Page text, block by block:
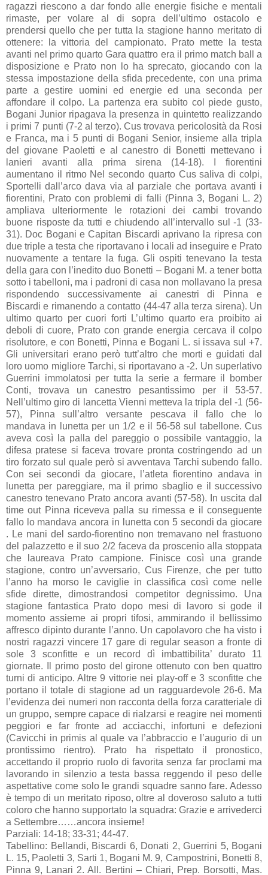
ragazzi riescono a dar fondo alle energie fisiche e mentali
rimaste, per volare al di sopra dell’ultimo ostacolo e
prendersi quello che per tutta la stagione hanno meritato di
ottenere: la vittoria del campionato. Prato mette la testa
avanti nel primo quarto Gara quattro era il primo match ball a
disposizione e Prato non lo ha sprecato, giocando con la
stessa impostazione della sfida precedente, con una prima
parte a gestire uomini ed energie ed una seconda per
affondare il colpo. La partenza era subito col piede gusto,
Bogani Junior ripagava la presenza in quintetto realizzando
i primi 7 punti (7-2 al terzo). Cus trovava pericolosità da Rosi
e Franca, ma i 5 punti di Bogani Senior, insieme alla tripla
del giovane Paoletti e al canestro di Bonetti mettevano i
lanieri avanti alla prima sirena (14-18). I fiorentini
aumentano il ritmo Nel secondo quarto Cus saliva di colpi,
Sportelli dall’arco dava via al parziale che portava avanti i
fiorentini, Prato con problemi di falli (Pinna 3, Bogani L. 2)
ampliava ulteriormente le rotazioni dei cambi trovando
buone risposte da tutti e chiudendo all’intervallo sul -1 (33-
31). Doc Bogani e Capitan Biscardi aprivano la ripresa con
due triple a testa che riportavano i locali ad inseguire e Prato
nuovamente a tentare la fuga. Gli ospiti tenevano la testa
della gara con l’inedito duo Bonetti – Bogani M. a tener botta
sotto i tabelloni, ma i padroni di casa non mollavano la presa
rispondendo successivamente ai canestri di Pinna e
Biscardi e rimanendo a contatto (44-47 alla terza sirena). Un
ultimo quarto per cuori forti L’ultimo quarto era proibito ai
deboli di cuore, Prato con grande energia cercava il colpo
risolutore, e con Bonetti, Pinna e Bogani L. si issava sul +7.
Gli universitari erano però tutt’altro che morti e guidati dal
loro uomo migliore Tarchi, si riportavano a -2. Un superlativo
Guerrini immolatosi per tutta la serie a fermare il bomber
Conti, trovava un canestro pesantissimo per il 53-57.
Nell’ultimo giro di lancetta Vienni metteva la tripla del -1 (56-
57), Pinna sull’altro versante pescava il fallo che lo
mandava in lunetta per un 1/2 e il 56-58 sul tabellone. Cus
aveva così la palla del pareggio o possibile vantaggio, la
difesa pratese si faceva trovare pronta costringendo ad un
tiro forzato sul quale però si avventava Tarchi subendo fallo.
Con sei secondi da giocare, l’atleta fiorentino andava in
lunetta per pareggiare, ma il primo sbaglio e il successivo
canestro tenevano Prato ancora avanti (57-58). In uscita dal
time out Pinna riceveva palla su rimessa e il conseguente
fallo lo mandava ancora in lunetta con 5 secondi da giocare
. Le mani del sardo-fiorentino non tremavano nel frastuono
del palazzetto e il suo 2/2 faceva da proscenio alla stoppata
che laureava Prato campione. Finisce così una grande
stagione, contro un’avversario, Cus Firenze, che per tutto
l’anno ha morso le caviglie in classifica così come nelle
sfide dirette, dimostrandosi competitor degnissimo. Una
stagione fantastica Prato dopo mesi di lavoro si gode il
momento assieme ai propri tifosi, ammirando il bellissimo
affresco dipinto durante l’anno. Un capolavoro che ha visto i
nostri ragazzi vincere 17 gare di regular season a fronte di
sole 3 sconfitte e un record dì imbattibilita’ durato 11
giornate. Il primo posto del girone ottenuto con ben quattro
turni di anticipo. Altre 9 vittorie nei play-off e 3 sconfitte che
portano il totale di stagione ad un ragguardevole 26-6. Ma
l’evidenza dei numeri non racconta della forza caratteriale di
un gruppo, sempre capace di rialzarsi e reagire nei momenti
peggiori e far fronte ad acciacchi, infortuni e defezioni
(Cavicchi in primis al quale va l’abbraccio e l’augurio di un
prontissimo rientro). Prato ha rispettato il pronostico,
accettando il proprio ruolo di favorita senza far proclami ma
lavorando in silenzio a testa bassa reggendo il peso delle
aspettative come solo le grandi squadre sanno fare. Adesso
è tempo di un meritato riposo, oltre al doveroso saluto a tutti
coloro che hanno supportato la squadra: Grazie e arrivederci
a Settembre……ancora insieme!
Parziali: 14-18; 33-31; 44-47.
Tabellino: Bellandi, Biscardi 6, Donati 2, Guerrini 5, Bogani
L. 15, Paoletti 3, Sarti 1, Bogani M. 9, Campostrini, Bonetti 8,
Pinna 9, Lanari 2. All. Bertini – Chiari, Prep. Borsotti, Mas.